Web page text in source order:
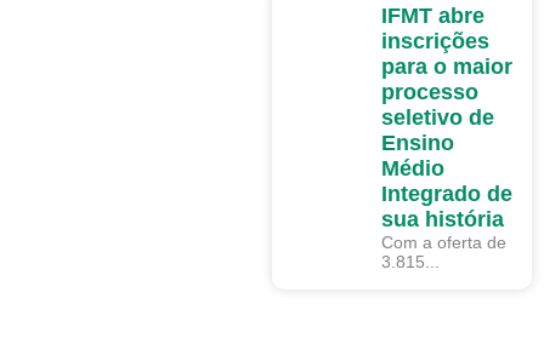
DESTAQUEIFMT abre
inscrições
para o maior
processo
seletivo de
Ensino
Médio
Integrado de
sua história
Com a oferta de
3.815...